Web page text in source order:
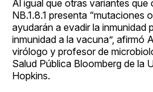
Al igual que otras variantes que
NB.1.8.1 presenta “mutaciones
ayudarán a evadir la inmunidad
inmunidad a la vacuna”, afirmó
virólogo y profesor de
Salud Pública Bloomberg de la
Hopkins.